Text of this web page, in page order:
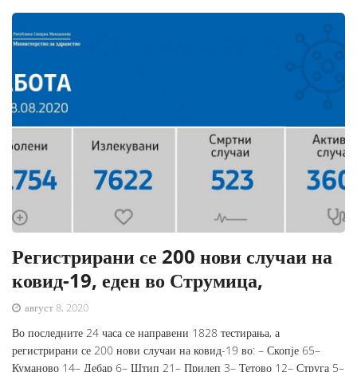
Регистрирани се 200 нови случаи на
ковид-19, еден во Струмица,
август 8, 2020
Во последните 24 часа се направени 1828 тестирања, а
регистрирани се 200 нови случаи на ковид-19 во: – Скопје 65–
Куманово 14– Дебар 6– Штип 21– Прилеп 3– Тетово 12– Струга 5–